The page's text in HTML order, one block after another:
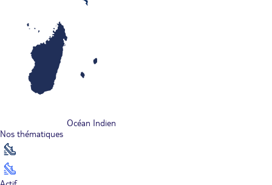
Océan Indien
Nos thématiques